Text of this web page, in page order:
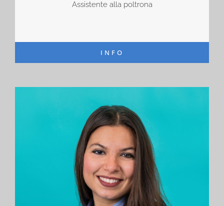
Assistente alla poltrona
INFO